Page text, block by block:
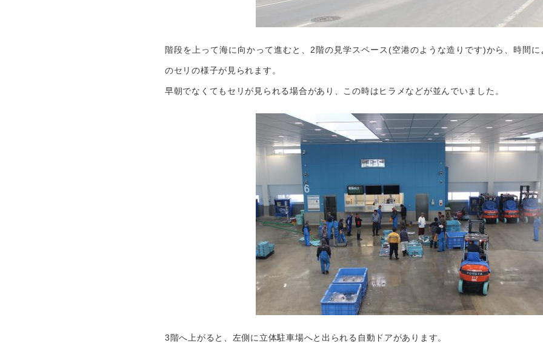
階段を上って海に向かって進むと、2階の見学スペース(空港のような造りです)から、時間
のセリの様子が見られます。
早朝でなくてもセリが見られる場合があり、この時はヒラメなどが並んでいました。
3階へ上がると、左側に立体駐車場へと出られる自動ドアがあります。